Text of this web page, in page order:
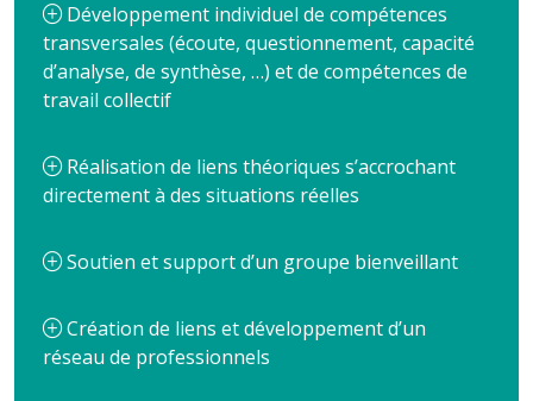
Développement individuel de compétences
transversales (écoute, questionnement, capacité
d’analyse, de synthèse, …) et de compétences de
travail collectif
Réalisation de liens théoriques s’accrochant
directement à des situations réelles
Soutien et support d’un groupe bienveillant
Création de liens et développement d’un
réseau de professionnels